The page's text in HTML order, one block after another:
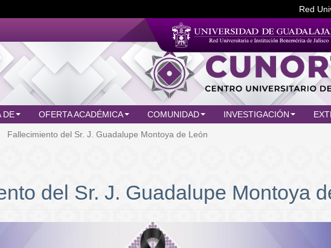
Red
DE OFERTA ACADÉMICA COMUNIDAD INVESTIGACIÓN
Fallecimiento del Sr. J. Guadalupe Montoya de León
del Sr. J. Guadalupe Montoya